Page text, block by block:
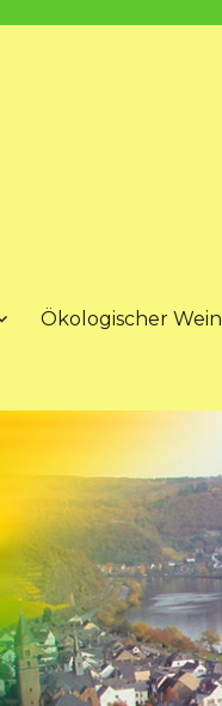
Ökologischer